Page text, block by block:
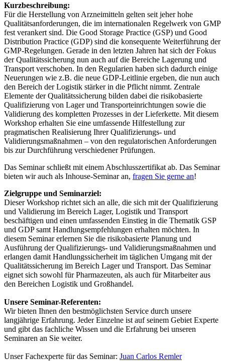
Kurzbeschreibung:
Für die Herstellung von Arzneimitteln gelten seit jeher hohe
Qualitätsanforderungen, die im internationalen Regelwerk von GMP
fest verankert sind. Die Good Storage Practice (GSP) und Good
Distribution Practice (GDP) sind die konsequente Weiterführung der
GMP-Regelungen. Gerade in den letzten Jahren hat sich der Fokus
der Qualitätssicherung nun auch auf die Bereiche Lagerung und
Transport verschoben. In den Regularien haben sich dadurch einige
Neuerungen wie z.B. die neue GDP-Leitlinie ergeben, die nun auch
den Bereich der Logistik stärker in die Pflicht nimmt. Zentrale
Elemente der Qualitätssicherung bilden dabei die risikobasierte
Qualifizierung von Lager und Transporteinrichtungen sowie die
Validierung des kompletten Prozesses in der Lieferkette. Mit diesem
Workshop erhalten Sie eine umfassende Hilfestellung zur
pragmatischen Realisierung Ihrer Qualifizierungs- und
Validierungsmaßnahmen – von den regulatorischen Anforderungen
bis zur Durchführung verschiedener Prüfungen.
Das Seminar schließt mit einem Abschlusszertifikat ab. Das Seminar
bieten wir auch als Inhouse-Seminar an, fragen Sie gerne an!
Zielgruppe und Seminarziel:
Dieser Workshop richtet sich an alle, die sich mit der Qualifizierung
und Validierung im Bereich Lager, Logistik und Transport
beschäftigen und einen umfassenden Einstieg in die Thematik GSP
und GDP samt Handlungsempfehlungen erhalten möchten. In
diesem Seminar erlernen Sie die risikobasierte Planung und
Ausführung der Qualifizierungs- und Validierungsmaßnahmen und
erlangen damit Handlungssicherheit im täglichen Umgang mit der
Qualitätssicherung im Bereich Lager und Transport. Das Seminar
eignet sich sowohl für Pharmazeuten, als auch für Mitarbeiter aus
den Bereichen Logistik und Großhandel.
Unsere Seminar-Referenten:
Wir bieten Ihnen den bestmöglichsten Service durch unsere
langjährige Erfahrung. Jeder Einzelne ist auf seinem Gebiet Experte
und gibt das fachliche Wissen und die Erfahrung bei unseren
Seminaren an Sie weiter.
Unser Fachexperte für das Seminar: Juan Carlos Remler